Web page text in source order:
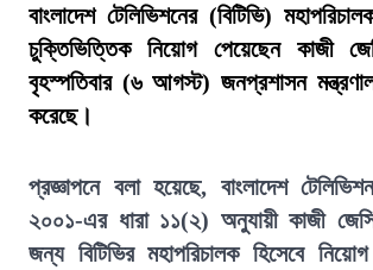
বাংলাদেশ টেলিভিশনের (বিটিভি)
চুক্তিভিত্তিক নিয়োগ পেয়েছেন কাজী
বৃহস্পতিবার (৬ আগস্ট) জনপ্রশাসন
করেছে।
প্রজ্ঞাপনে বলা হয়েছে, বাংলাদেশ
২০০১-এর ধারা ১১(২) অনুযায়ী কাজী
জন্য বিটিভির মহাপরিচালক হিসেবে